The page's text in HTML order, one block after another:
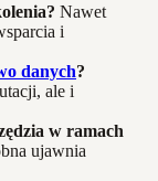
Nawet
i
danych?
ale i
w ramach
ujawnia